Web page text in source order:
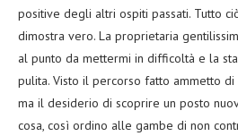
positive degli altri ospiti passati. Tutto
dimostra vero. La proprietaria
al punto da mettermi in difficoltà e la
pulita. Visto il percorso fatto ammetto di
ma il desiderio di scoprire un posto
cosa, così ordino alle gambe di non